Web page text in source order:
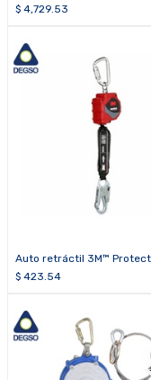
3M™ DBI-SALA® EZ-Line™
$ 4,729.53
Auto retráctil 3M™
3100513 de cinta de 11
$ 423.54